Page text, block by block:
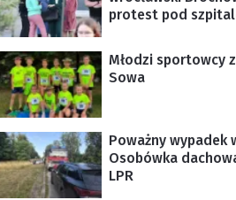
protest pod
Młodzi sportowcy
Sowa
Poważny wypadek
Osobówka
LPR